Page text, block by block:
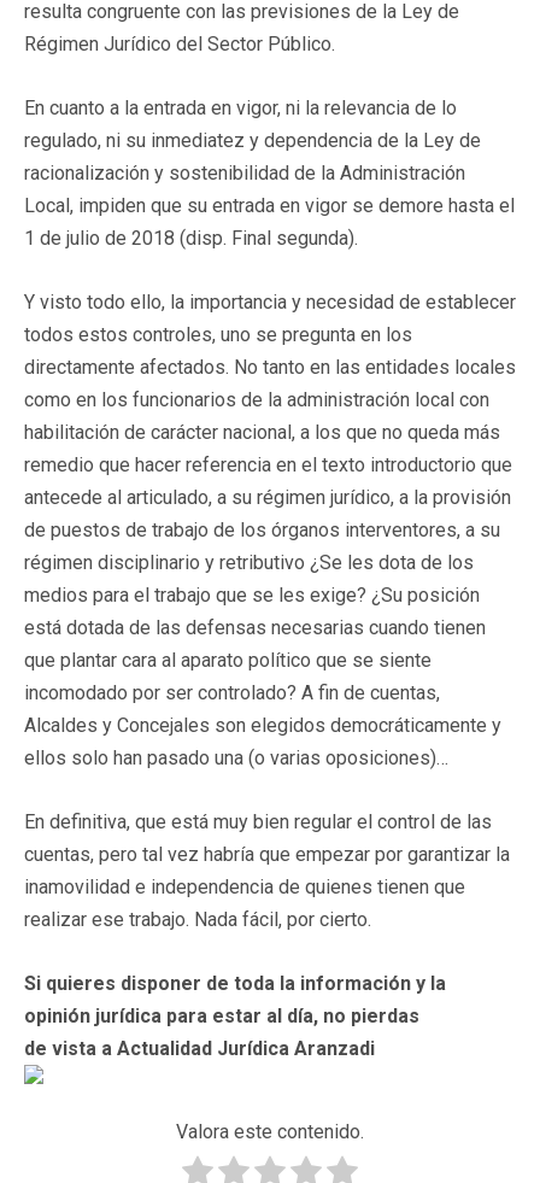
resulta congruente con las previsiones de la Ley de
Régimen Jurídico del Sector Público.
En cuanto a la entrada en vigor, ni la relevancia de lo
regulado, ni su inmediatez y dependencia de la Ley de
racionalización y sostenibilidad de la Administración
Local, impiden que su entrada en vigor se demore hasta el
1 de julio de 2018 (disp. Final segunda).
Y visto todo ello, la importancia y necesidad de establecer
todos estos controles, uno se pregunta en los
directamente afectados. No tanto en las entidades locales
como en los funcionarios de la administración local con
habilitación de carácter nacional, a los que no queda más
remedio que hacer referencia en el texto introductorio que
antecede al articulado, a su régimen jurídico, a la provisión
de puestos de trabajo de los órganos interventores, a su
régimen disciplinario y retributivo ¿Se les dota de los
medios para el trabajo que se les exige? ¿Su posición
está dotada de las defensas necesarias cuando tienen
que plantar cara al aparato político que se siente
incomodado por ser controlado? A fin de cuentas,
Alcaldes y Concejales son elegidos democráticamente y
ellos solo han pasado una (o varias oposiciones)…
En definitiva, que está muy bien regular el control de las
cuentas, pero tal vez habría que empezar por garantizar la
inamovilidad e independencia de quienes tienen que
realizar ese trabajo. Nada fácil, por cierto.
Si quieres disponer de toda la información y la
opinión jurídica para estar al día, no pierdas
de vista a Actualidad Jurídica Aranzadi
Valora este contenido.